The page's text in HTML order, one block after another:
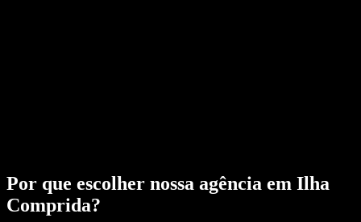
Por que escolher nossa agência em Ilha
Comprida?